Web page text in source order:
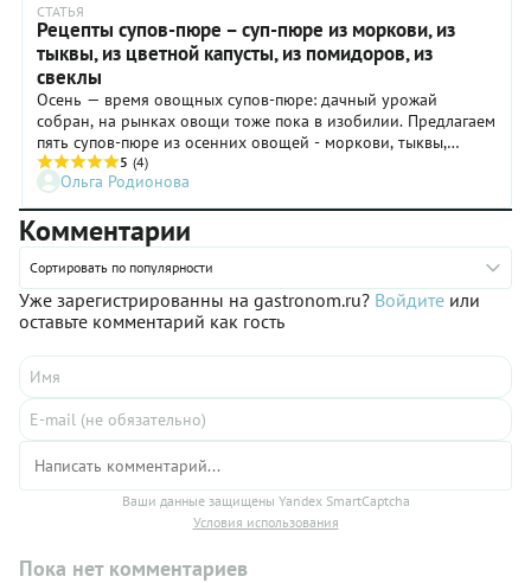
СТАТЬЯ
Рецепты супов-пюре – суп-пюре из моркови, из
тыквы, из цветной капусты, из помидоров, из
свеклы
Осень — время овощных супов-пюре: дачный урожай
собран, на рынках овощи тоже пока в изобилии. Предлагаем
пять супов-пюре из осенних овощей - моркови, тыквы,
помидоров, свеклы и капусты.
5 (4)
Ольга Родионова
Комментарии
Сортировать по популярности
Уже зарегистрированны на gastronom.ru? Войдите или
оставьте комментарий как гость
Ваши данные защищены Yandex SmartCaptcha
Условия использования
Пока нет комментариев